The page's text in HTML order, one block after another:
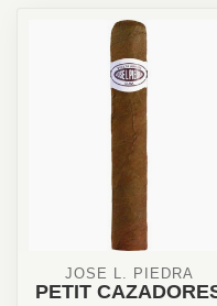
JOSÉ L. PIEDRA
PETIT